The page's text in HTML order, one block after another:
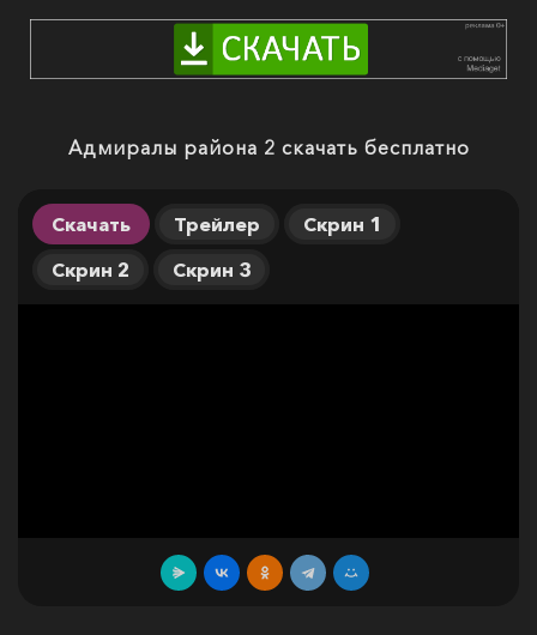
Адмиралы района 2 скачать бесплатно
Скачать Трейлер
Скрин 1
Скрин 2
Скрин 3